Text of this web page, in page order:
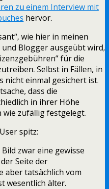
zu einem Interview mit
hervor.
wie hier in meinen
Blogger ausgeübt wird,
für die
Selbst in Fällen, in
nicht einmal gesichert ist.
dass die
in ihrer Höhe
wie zufällig festgelegt.
spitz:
zwar eine gewisse
Seite der
aber tatsächlich vom
wesentlich älter.